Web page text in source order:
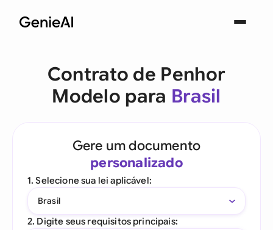
Contrato de Penhor
Modelo para Brasil
Gere um documento
personalizado
1. Selecione sua lei aplicável:
Brasil
2. Digite seus requisitos principais: